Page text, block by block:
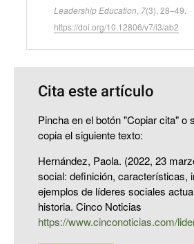
Leadership Education 7(3), 28–49.
https://doi.org/10.12806/v7/i3/ab2
Cita este artículo
Pincha en el botón "Copiar cita" o
copia el siguiente texto:
Hernández, Paola. (2022, 23
social: definición, características,
ejemplos de líderes sociales
historia. Cinco Noticias
https://www.cinconoticias.com/